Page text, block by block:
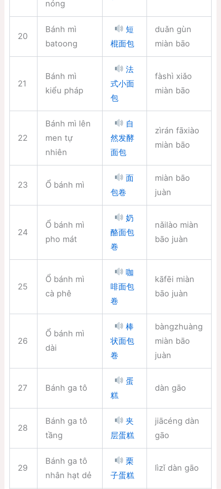
nóng
20
Bánh mì
batoong
短
棍面包
duǎn gùn
miàn bāo
21
Bánh mì
kiểu pháp
法
式小面
包
fàshì xiǎo
miàn bāo
22
Bánh mì lên
men tự
nhiên
自
然发酵
面包
zìrán fāxiào
miàn bāo
23 Ổ bánh mì
面
包卷
miàn bāo
juàn
24
Ổ bánh mì
pho mát
奶
酪面包
卷
nǎilào miàn
bāo juàn
25
Ổ bánh mì
cà phê
咖
啡面包
卷
kāfēi miàn
bāo juàn
26
Ổ bánh mì
dài
棒
状面包
卷
bàngzhuàng
miàn bāo
juàn
27 Bánh ga tô
蛋
糕
dàn gāo
28
Bánh ga tô
tầng
夹
层蛋糕
jiācéng dàn
gāo
29
Bánh ga tô
nhân hạt dẻ
栗
子蛋糕
lìzǐ dàn gāo